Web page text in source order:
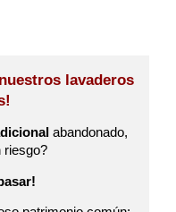
lavaderos
abandonado,
riesgo?